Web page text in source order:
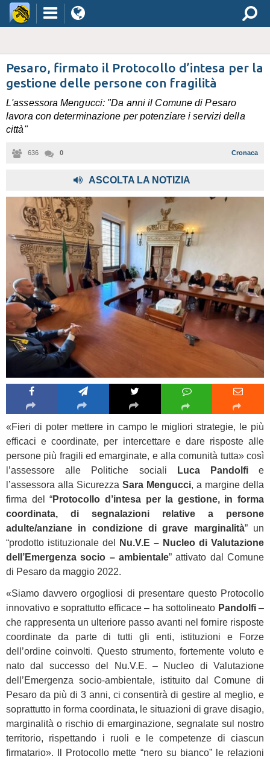
Pesaro, firmato il Protocollo d’intesa per la
gestione delle persone con fragilità
L'assessora Mengucci: "Da anni il Comune di Pesaro
lavora con determinazione per potenziare i servizi della
città"
636 0 Cronaca
ASCOLTA LA NOTIZIA
«Fieri di poter mettere in campo le migliori strategie, le più
efficaci e coordinate, per intercettare e dare risposte alle
persone più fragili ed emarginate, e alla comunità tutta» così
l’assessore alle Politiche sociali
Luca Pandolfie
l’assessora alla Sicurezza Sara Mengucci, a margine della
firma del “Protocollo d’intesa per la gestione, in forma
coordinata, di segnalazioni relative a persone
adulte/anziane in condizione di grave marginalità” un
“prodotto istituzionale del
Nu.V.E – Nucleo di Valutazione
dell’Emergenza socio – ambientale” attivato dal Comune
di Pesaro da maggio 2022.
«Siamo davvero orgogliosi di presentare questo Protocollo
innovativo e soprattutto efficace – ha sottolineato Pandolfi–
che rappresenta un ulteriore passo avanti nel fornire risposte
coordinate da parte di tutti gli enti, istituzioni e Forze
dell’ordine coinvolti. Questo strumento, fortemente voluto e
nato dal successo del Nu.V.E. – Nucleo di Valutazione
dell’Emergenza socio-ambientale, istituito dal Comune di
Pesaro da più di 3 anni, ci consentirà di gestire al meglio, e
soprattutto in forma coordinata, le situazioni di grave disagio,
marginalità o rischio di emarginazione, segnalate sul nostro
territorio, rispettando i ruoli e le competenze di ciascun
firmatario». Il Protocollo mette “nero su bianco” le relazioni